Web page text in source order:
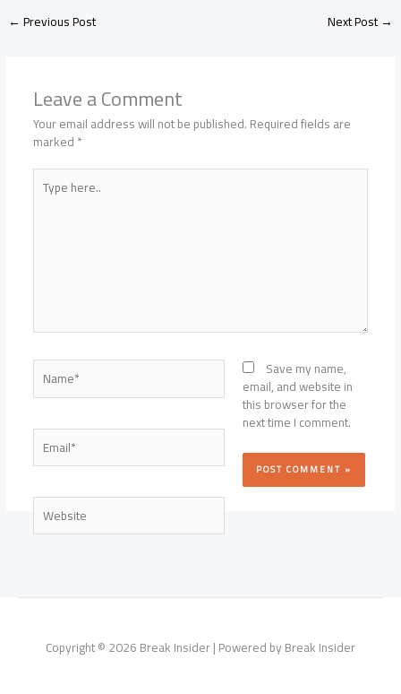
←Previous Post Next Post→
Leave a Comment
Your email address will not be published.Required fields are
marked*
Type
here..
Name*
Email*
Website
Save my name,
email, and website in
this browser for the
next time I comment.
Copyright © 2026 Break Insider | Powered by Break Insider